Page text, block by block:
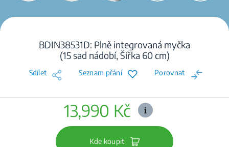
BDIN38531D: Plně integrovaná myčka
(15 sad nádobí, Šířka 60 cm)
Sdílet Seznam přání Porovnat
13,990 Kč
Kde koupit